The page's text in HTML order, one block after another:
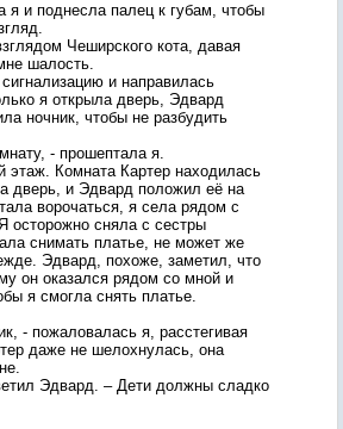
я и поднесла палец к губам, чтобы
Чеширского кота, давая
шалость.
и направилась
я открыла дверь, Эдвард
ночник, чтобы не разбудить
- прошептала я.
этаж. Комната Картер находилась
дверь, и Эдвард положил её на
ворочаться, я села рядом с
осторожно сняла с сестры
снимать платье, не может же
Эдвард, похоже, заметил, что
он оказался рядом со мной и
я смогла снять платье.
- пожаловалась я, расстегивая
даже не шелохнулась, она
Эдвард. – Дети должны сладко